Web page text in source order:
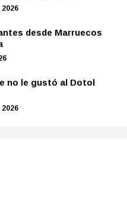
desde Marruecos
no le gustó al Dotol